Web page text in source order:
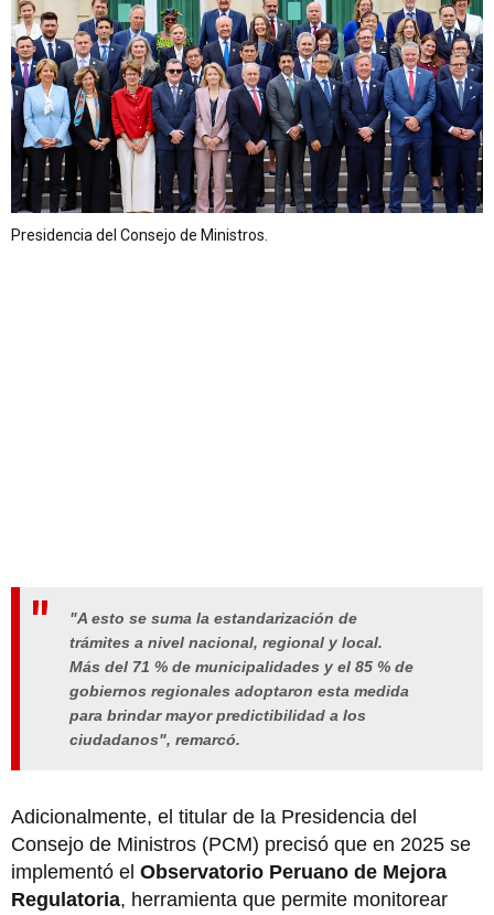
Presidencia del Consejo de Ministros.
"A esto se suma la estandarización de
trámites a nivel nacional, regional y local.
Más del 71 % de municipalidades y el 85 % de
gobiernos regionales adoptaron esta medida
para brindar mayor predictibilidad a los
ciudadanos", remarcó.
Adicionalmente, el titular de la Presidencia del
Consejo de Ministros (PCM) precisó que en 2025 se
implementó el Observatorio Peruano de Mejora
Regulatoria, herramienta que permite monitorear